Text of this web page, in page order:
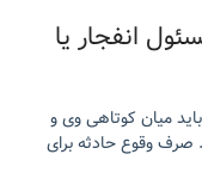
انفجار یا
میان کوتاهی وی و
صرف وقوع حادثه برای